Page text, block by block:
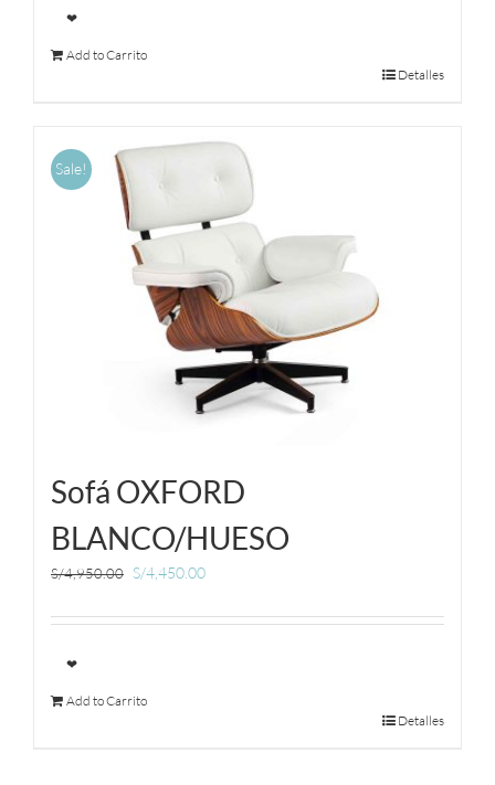
❤
Add to Carrito
Detalles
Sale!
Sofá OXFORD
BLANCO/HUESO
S/4,950.00 S/4,450.00
❤
Add to Carrito
Detalles